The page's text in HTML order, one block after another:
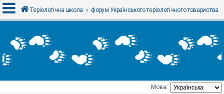
х
і
Теріологічна школа форум Українського теріологічного товариства
Мова: